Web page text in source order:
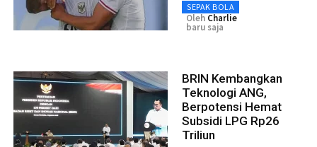
SEPAK BOLA
Oleh Charlie
baru saja
BRIN Kembangkan
Teknologi ANG,
Berpotensi Hemat
Subsidi LPG Rp26
Triliun